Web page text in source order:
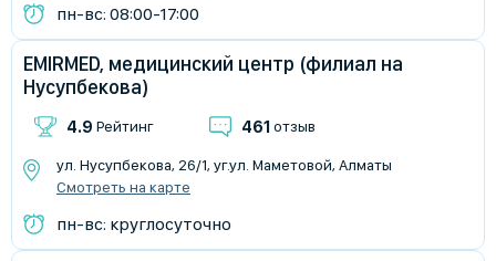
пн-вс: 08:00-17:00
EMIRMED, медицинский центр (филиал на
Нусупбекова)
4.9 Рейтинг 461 отзыв
ул. Нусупбекова, 26/1, уг.ул. Маметовой, Алматы
Смотреть на карте
пн-вс: круглосуточно